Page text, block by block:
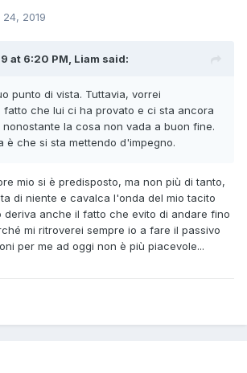
24, 2019
at 6:20 PM, Liam said:
punto di vista. Tuttavia, vorrei
fatto che lui ci ha provato e ci sta ancora
la cosa non vada a buon fine.
è che si sta mettendo d'impegno.
mio si è predisposto, ma non più di tanto,
di niente e cavalca l'onda del mio tacito
deriva anche il fatto che evito di andare fino
mi ritroverei sempre io a fare il passivo
per me ad oggi non è più piacevole...